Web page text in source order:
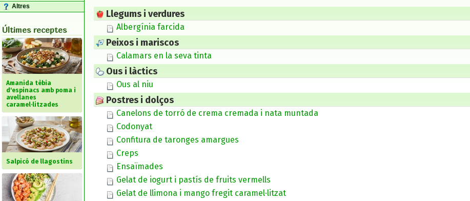
Altres
Últimes receptes
Amanida tèbia
d'espinacs amb poma i
avellanes
caramel·litzades
Salpicó de llagostins
Llegums i verdures
Albergínia farcida
Peixos i mariscos
Calamars en la seva tinta
Ous i làctics
Ous al niu
Postres i dolços
Canelons de torró de crema cremada i nata muntada
Codonyat
Confitura de taronges amargues
Creps
Ensaïmades
Gelat de iogurt i pastís de fruits vermells
Gelat de llimona i mango fregit caramel·litzat